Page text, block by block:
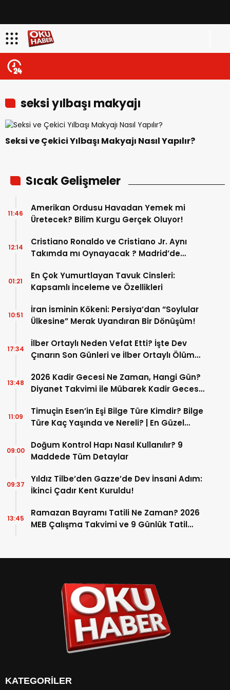
seksi yılbaşı makyajı
Seksi ve Çekici Yılbaşı Makyajı Nasıl Yapılır?
Sıcak Gelişmeler
Amerikan Ordusu Havadan Yemek mi
Üretecek? Bilim Kurgu Gerçek Oluyor!
11:46
Cristiano Ronaldo ve Cristiano Jr. Aynı
Takımda mı Oynayacak ? Madrid’de
12:14
En Çok Yumurtlayan Tavuk Cinsleri:
Kapsamlı İnceleme ve Özellikleri
01:21
İran İsminin Kökeni: Persiya’dan “Soylular
Ülkesine” Merak Uyandıran Bir Dönüşüm!
10:51
İlber Ortaylı Neden Vefat Etti? İşte Dev
Çınarın Son Günleri ve İlber Ortaylı Ölüm
17:34
2026 Kadir Gecesi Ne Zaman, Hangi Gün?
Diyanet Takvimi ile Mübarek Kadir Gecesi
13:48
Timuçin Esen’in Eşi Bilge Türe Kimdir? Bilge
Türe Kaç Yaşında ve Nereli? | En Güzel
11:09
Doğum Kontrol Hapı Nasıl Kullanılır? 9
Maddede Tüm Detaylar
09:00
Yıldız Tilbe’den Gazze’de Dev İnsani Adım:
İkinci Çadır Kent Kuruldu!
09:37
Ramazan Bayramı Tatili Ne Zaman? 2026
MEB Çalışma Takvimi ve 9 Günlük Tatil
13:45
KATEGORİLER